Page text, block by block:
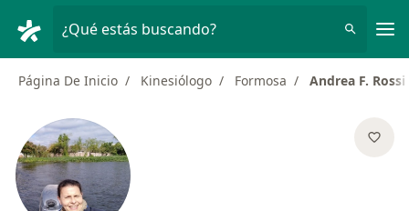
¿Qué estás buscando?
Página De Inicio Kinesiólogo Formosa Andrea F. Rossi